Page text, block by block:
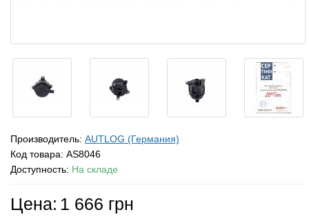
Производитель: AUTLOG (Германия)
Код товара: AS8046
Доступность: На складе
Цена: 1 666 грн